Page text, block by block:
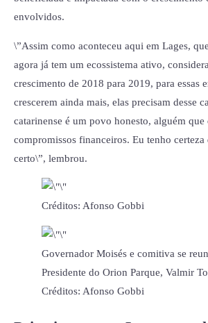
envolvidos.
\”Assim como aconteceu aqui em Lages,
agora já tem um ecossistema ativo,
crescimento de 2018 para 2019, para essas
crescerem ainda mais, elas precisam desse
catarinense é um povo honesto, alguém que
compromissos financeiros. Eu tenho certeza
certo\”, lembrou.
Créditos: Afonso Gobbi
Governador Moisés e comitiva se
Presidente do Orion Parque, Valmir
Créditos: Afonso Gobbi